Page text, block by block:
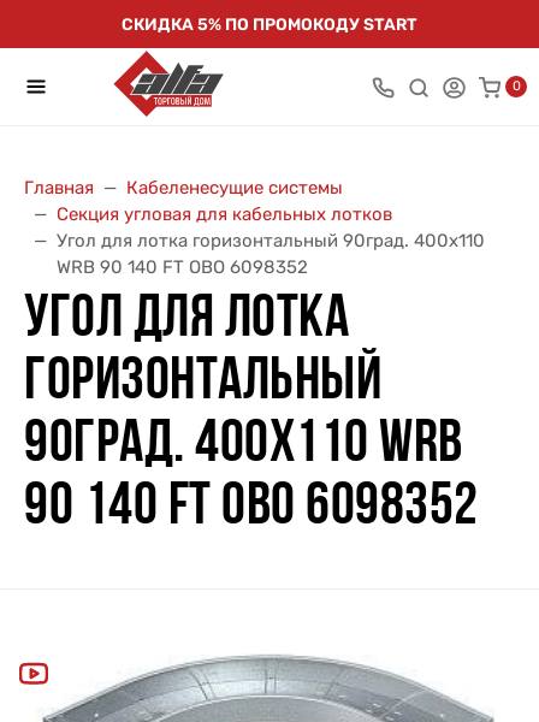
СКИДКА 5% ПО ПРОМОКОДУ START
0
Главная
Кабеленесущие системы
Секция угловая для кабельных лотков
Угол для лотка горизонтальный 90град. 400х110
WRB 90 140 FT OBO 6098352
УГОЛ ДЛЯ ЛОТКА
ГОРИЗОНТАЛЬНЫЙ
90ГРАД. 400Х110 WRB
90 140 FT OBO 6098352